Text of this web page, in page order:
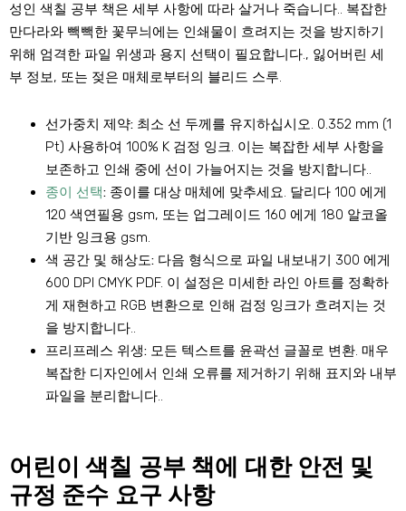
성인 색칠 공부 책은 세부 사항에 따라 살거나 죽습니다.. 복잡한
만다라와 빽빽한 꽃무늬에는 인쇄물이 흐려지는 것을 방지하기
위해 엄격한 파일 위생과 용지 선택이 필요합니다., 잃어버린 세
부 정보, 또는 젖은 매체로부터의 블리드 스루.
선가중치 제약: 최소 선 두께를 유지하십시오. 0.352 mm (1
Pt) 사용하여 100% K 검정 잉크. 이는 복잡한 세부 사항을
보존하고 인쇄 중에 선이 가늘어지는 것을 방지합니다..
종이 선택: 종이를 대상 매체에 맞추세요. 달리다 100 에게
120 색연필용 gsm, 또는 업그레이드 160 에게 180 알코올
기반 잉크용 gsm.
색 공간 및 해상도: 다음 형식으로 파일 내보내기 300 에게
600 DPI CMYK PDF. 이 설정은 미세한 라인 아트를 정확하
게 재현하고 RGB 변환으로 인해 검정 잉크가 흐려지는 것
을 방지합니다..
프리프레스 위생: 모든 텍스트를 윤곽선 글꼴로 변환. 매우
복잡한 디자인에서 인쇄 오류를 제거하기 위해 표지와 내부
파일을 분리합니다..
어린이 색칠 공부 책에 대한 안전 및
규정 준수 요구 사항